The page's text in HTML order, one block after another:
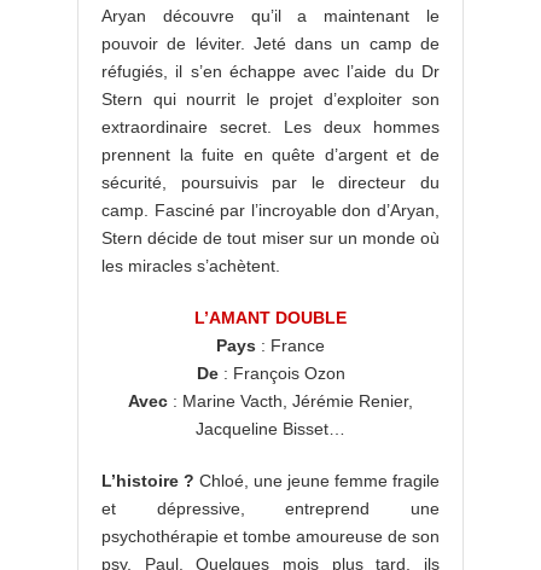
Aryan découvre qu’il a maintenant le
pouvoir de léviter. Jeté dans un camp de
réfugiés, il s’en échappe avec l’aide du Dr
Stern qui nourrit le projet d’exploiter son
extraordinaire secret. Les deux hommes
prennent la fuite en quête d’argent et de
sécurité, poursuivis par le directeur du
camp. Fasciné par l’incroyable don d’Aryan,
Stern décide de tout miser sur un monde où
les miracles s’achètent.
L’AMANT DOUBLE
Pays : France
De: François Ozon
Avec : Marine Vacth, Jérémie Renier,
Jacqueline Bisset…
L’histoire ? Chloé, une jeune femme fragile
et dépressive, entreprend une
psychothérapie et tombe amoureuse de son
psy, Paul. Quelques mois plus tard, ils